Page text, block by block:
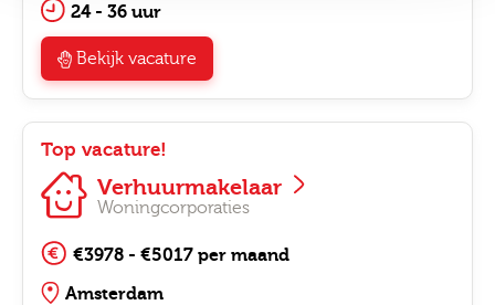
24 - 36 uur
Bekijk vacature
Verhuurmakelaar
Woningcorporaties
Top vacature!
€3978 - €5017 per maand
Amsterdam